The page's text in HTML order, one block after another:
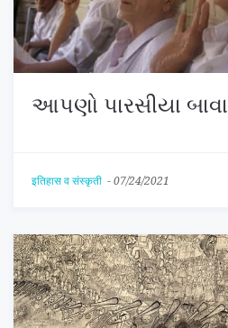
આપણો પારસીયા બાવા
इतिहास व संस्कृती - 07/24/2021